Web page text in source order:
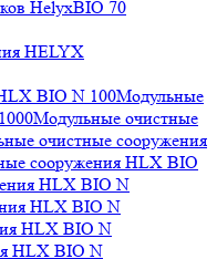
HelyxBIO 70
HELYX
BIO N 100Модульные
Модульные очистные
очистные сооружения
сооружения HLX BIO
HLX BIO N
HLX BIO N
HLX BIO N
HLX BIO N